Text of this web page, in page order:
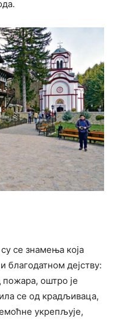
се знамења која
благодатном дејству:
пожара, оштро је
се од крадљиваца,
укрепљује,